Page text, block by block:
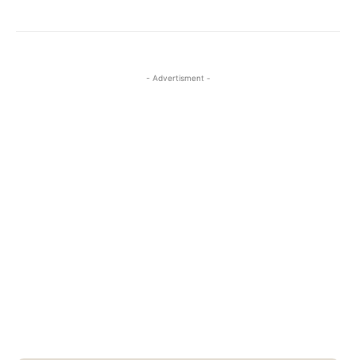
- Advertisment -